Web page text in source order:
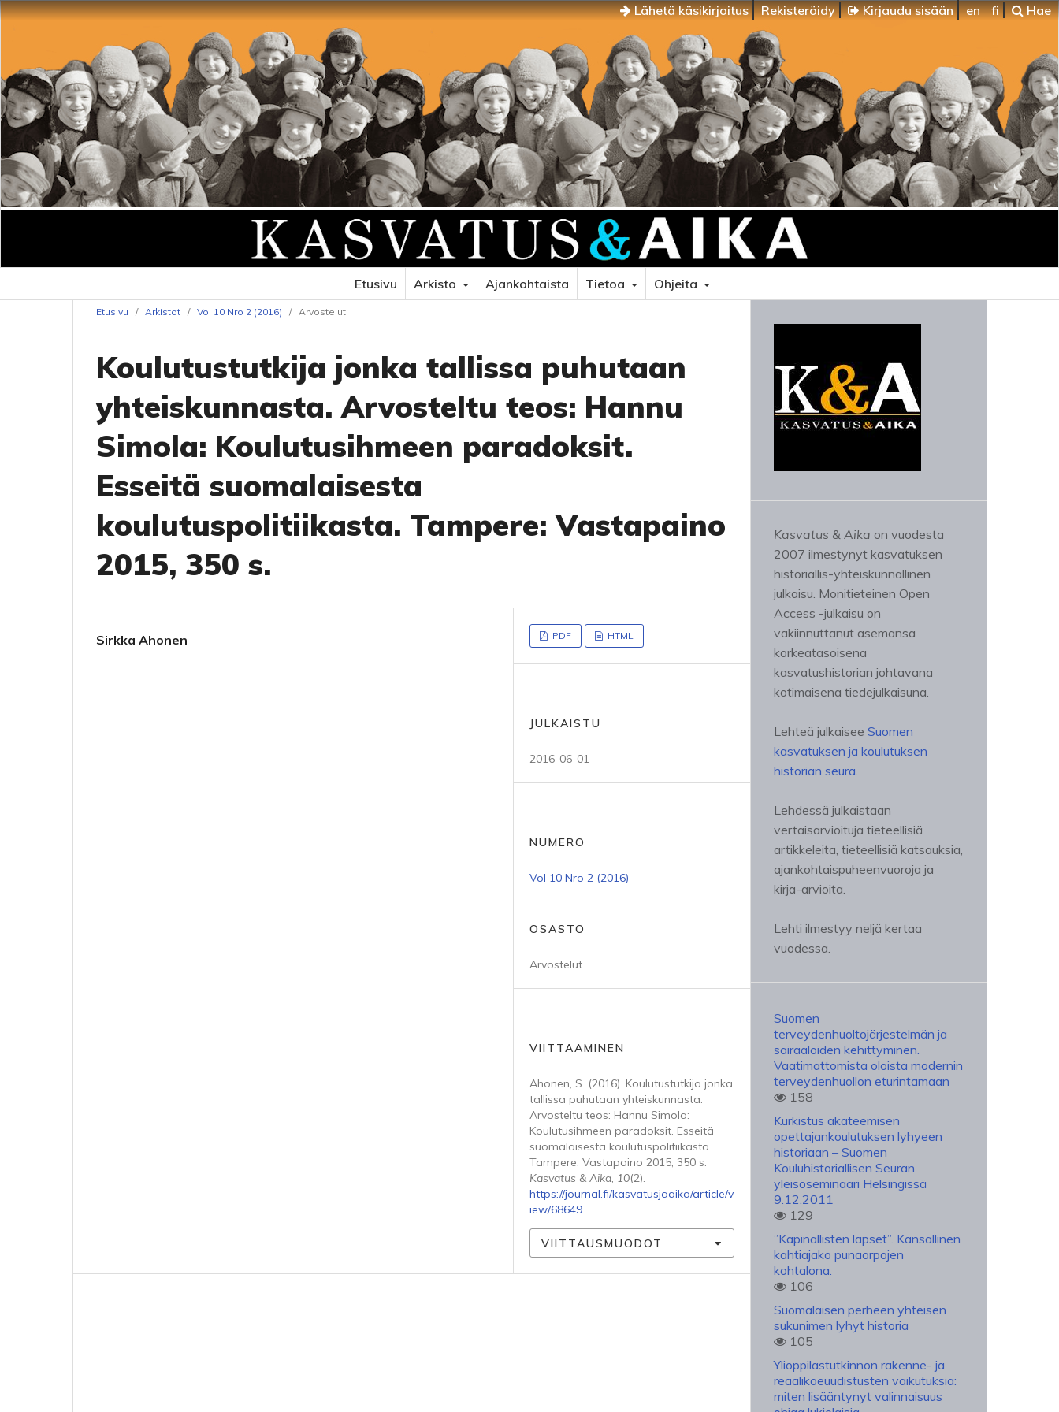
Lähetä käsikirjoitus Rekisteröidy Kirjaudu sisään en fi Hae
Etusivu Arkisto Ajankohtaista Tietoa Ohjeita
Etusivu / Arkistot / Vol 10 Nro 2 (2016) / Arvostelut
Koulutustutkija jonka tallissa puhutaan
yhteiskunnasta. Arvosteltu teos: Hannu
Simola: Koulutusihmeen paradoksit.
Esseitä suomalaisesta
koulutuspolitiikasta. Tampere: Vastapaino
2015, 350 s.
Sirkka Ahonen PDF HTML
JULKAISTU
2016-06-01
NUMERO
Vol 10 Nro 2 (2016)
OSASTO
Arvostelut
VIITTAAMINEN
Ahonen, S. (2016). Koulutustutkija jonka
tallissa puhutaan yhteiskunnasta.
Arvosteltu teos: Hannu Simola:
Koulutusihmeen paradoksit. Esseitä
suomalaisesta koulutuspolitiikasta.
Tampere: Vastapaino 2015, 350 s.
Kasvatus & Aika, 10(2).
https://journal.fi/kasvatusjaaika/article/v
iew/68649
VIITTAUSMUODOT
Kasvatus & Aika on vuodesta
2007 ilmestynyt kasvatuksen
historiallis-yhteiskunnallinen
julkaisu. Monitieteinen Open
Access -julkaisu on
vakiinnuttanut asemansa
korkeatasoisena
kasvatushistorian johtavana
kotimaisena tiedejulkaisuna.
Lehteä julkaisee Suomen
kasvatuksen ja koulutuksen
historian seura.
Lehdessä julkaistaan
vertaisarvioituja tieteellisiä
artikkeleita, tieteellisiä katsauksia,
ajankohtaispuheenvuoroja ja
kirja-arvioita.
Lehti ilmestyy neljä kertaa
vuodessa.
Suomen
terveydenhuoltojärjestelmän ja
sairaaloiden kehittyminen.
Vaatimattomista oloista modernin
terveydenhuollon eturintamaan
158
Kurkistus akateemisen
opettajankoulutuksen lyhyeen
historiaan – Suomen
Kouluhistoriallisen Seuran
yleisöseminaari Helsingissä
9.12.2011
129
”Kapinallisten lapset”. Kansallinen
kahtiajako punaorpojen
kohtalona.
106
Suomalaisen perheen yhteisen
sukunimen lyhyt historia
105
Ylioppilastutkinnon rakenne- ja
reaalikoeuudistusten vaikutuksia:
miten lisääntynyt valinnaisuus